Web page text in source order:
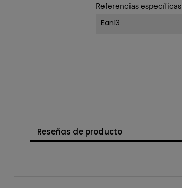
Referencias específicas
Ean13
Reseñas de producto